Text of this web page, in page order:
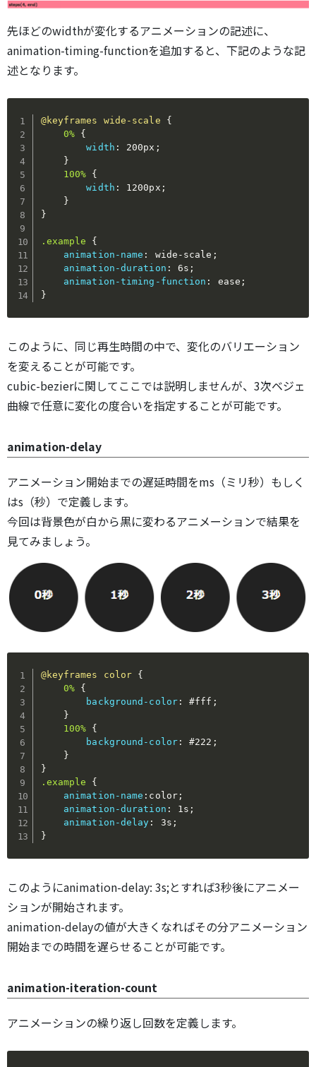
先ほどのwidthが変化するアニメーションの記述に、
animation-timing-functionを追加すると、下記のような記
述となります。
@keyframes wide-scale
{
0% {
width : 200px ;
}
100% {
width : 1200px ;
}
}
.example
{
animation-name : wide-scale ;
animation-duration : 6s ;
animation-timing-function : ease ;
}
このように、同じ再生時間の中で、変化のバリエーション
を変えることが可能です。
cubic-bezierに関してここでは説明しませんが、3次ベジェ
曲線で任意に変化の度合いを指定することが可能です。
animation-delay
アニメーション開始までの遅延時間をms（ミリ秒）もしく
はs（秒）で定義します。
今回は背景色が白から黒に変わるアニメーションで結果を
見てみましょう。
@keyframes color {
0% {
background-color: #fff ;
}
100% {
background-color: #222 ;
}
}
.example
{
animation-name : color;
animation-duration : 1s ;
animation-delay : 3s ;
}
このようにanimation-delay: 3s;とすれば3秒後にアニメー
ションが開始されます。
animation-delayの値が大きくなればその分アニメーション
開始までの時間を遅らせることが可能です。
animation-iteration-count
アニメーションの繰り返し回数を定義します。